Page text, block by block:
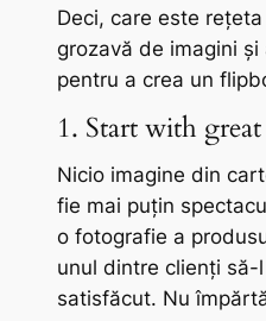
Deci, care este
grozavă de imagini
pentru a crea un
1. Start with great
Nicio imagine din
fie mai puțin
o fotografie a
unul dintre clienți să-
satisfăcut. Nu